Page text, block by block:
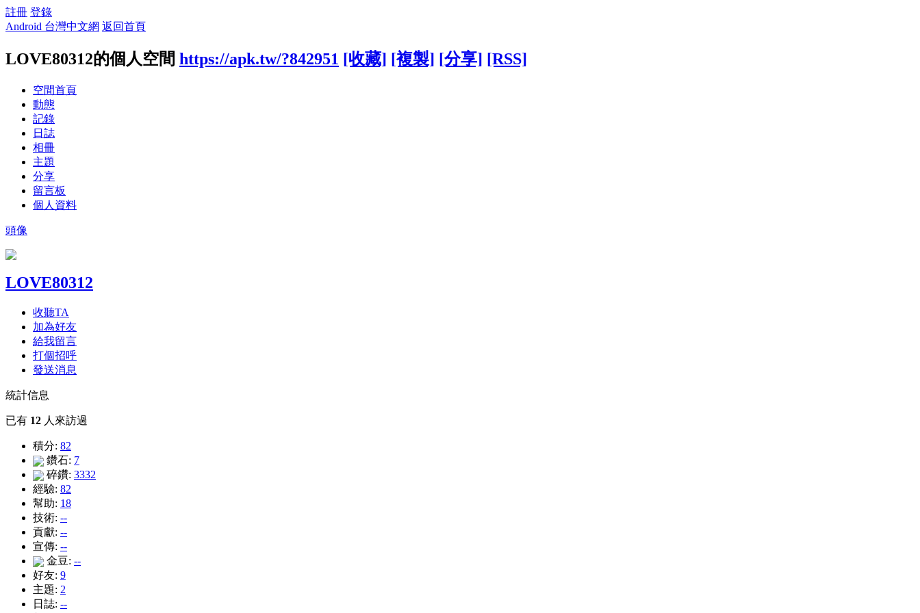
註冊 登錄
Android 台灣中文網 返回首頁
LOVE80312的個人空間 https://apk.tw/?842951 [收藏] [複製] [分享] [RSS]
空間首頁
動態
記錄
日誌
相冊
主題
分享
留言板
個人資料
頭像
LOVE80312
收聽TA
加為好友
給我留言
打個招呼
發送消息
統計信息
已有 12 人來訪過
積分: 82
鑽石: 7
碎鑽: 3332
經驗: 82
幫助: 18
技術: --
貢獻: --
宣傳: --
金豆: --
好友: 9
主題: 2
日誌: --